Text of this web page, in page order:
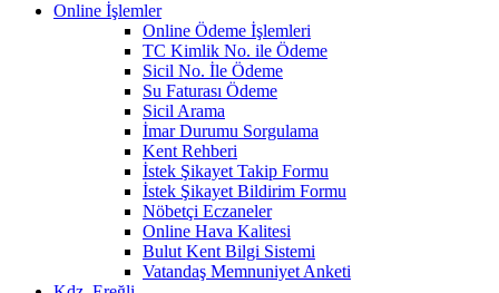
Online İşlemler
Online Ödeme İşlemleri
TC Kimlik No. ile Ödeme
Sicil No. İle Ödeme
Su Faturası Ödeme
Sicil Arama
İmar Durumu Sorgulama
Kent Rehberi
İstek Şikayet Takip Formu
İstek Şikayet Bildirim Formu
Nöbetçi Eczaneler
Online Hava Kalitesi
Bulut Kent Bilgi Sistemi
Vatandaş Memnuniyet Anketi